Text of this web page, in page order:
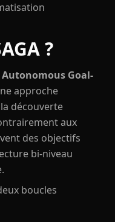
?
Goal-
approche
découverte
aux
des objectifs
bi-niveau
boucles